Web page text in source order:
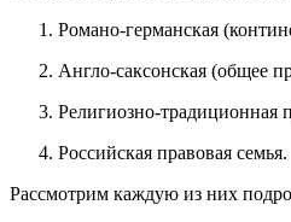
Романо-германская
Англо-саксонская (общее
Религиозно-традиционная
Российская правовая семья.
Рассмотрим каждую из них